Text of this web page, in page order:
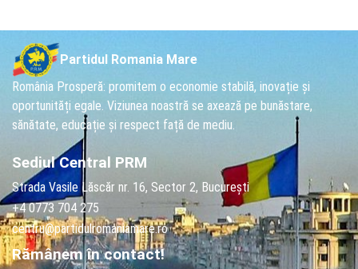
Partidul Romania Mare
România Prosperă: promitem o economie stabilă, inovație și
oportunități egale. Viziunea noastră se axează pe bunăstare,
sănătate, educație și respect față de mediu.
Sediul Central PRM
Strada Vasile Lăscăr nr. 16, Sector 2, București
+4 0773 704 275
centru@partidulromaniamare.ro
Rămânem în contact!